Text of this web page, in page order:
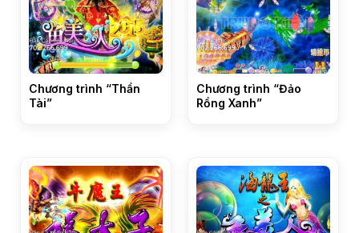
Chương trình “Thần
Tài”
Chương trình “Đảo
Rồng Xanh”